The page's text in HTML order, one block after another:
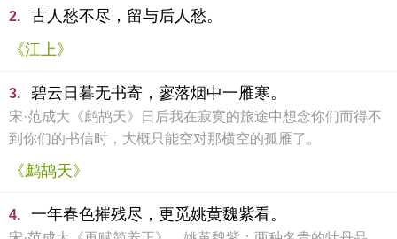
2.
古人愁不尽，留与后人愁。
《江上》
3. 碧云日暮无书寄，寥落烟中一雁寒。
宋·范成大《鹧鸪天》日后我在寂寞的旅途中想念你们而得不
到你们的书信时，大概只能空对那横空的孤雁了。
《鹧鸪天》
4. 一年春色摧残尽，更觅姚黄魏紫看。